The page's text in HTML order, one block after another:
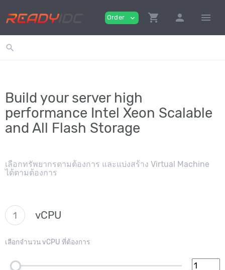
Order expand_more shopping_cart person menu
search
Build your server high
performance Intel Xeon Scalable
and All Flash Storage
เลือกทรัพยากรตามต้องการ และแบ่งสร้าง Virtual Machine
ได้ตามต้องการ
1 vCPU
เลือกจำนวน vCPU ที่ต้องการ